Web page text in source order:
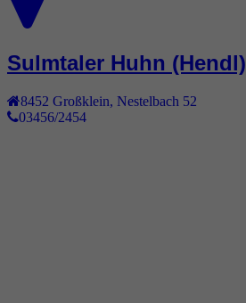
Sulmtaler Huhn (Hendl)
8452 Großklein Nestelbach 52
03456/2454